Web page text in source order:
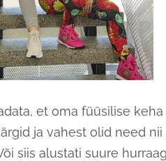
et oma füüsilise
ja vahest olid need
siis alustati suure